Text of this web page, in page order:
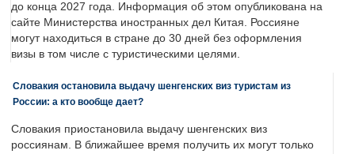
до конца 2027 года. Информация об этом опубликована на
сайте Министерства иностранных дел Китая. Россияне
могут находиться в стране до 30 дней без оформления
визы в том числе с туристическими целями.
Словакия остановила выдачу шенгенских виз туристам из
России: а кто вообще дает?
Словакия приостановила выдачу шенгенских виз
россиянам. В ближайшее время получить их могут только